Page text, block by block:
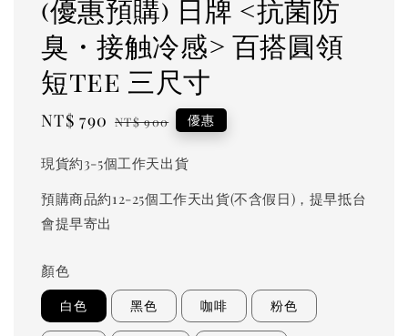
(優惠預購) 日牌 <抗菌防
臭・接触冷感> 百搭圓領
短tee 三尺寸
Sale
NT$ 790 Regular
NT$ 900 優惠
現貨約3-5個工作天出貨
預購商品約12-25個工作天出貨(不含假日)，提早抵台
會提早寄出
顏色
白色 黑色 咖啡 粉色